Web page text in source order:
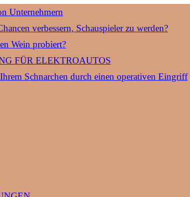
Unternehmern
verbessern, Schauspieler zu werden?
Wein probiert?
FÜR ELEKTROAUTOS
Schnarchen durch einen operativen Eingriff